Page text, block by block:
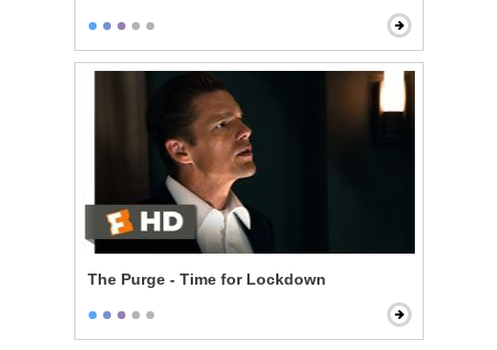
The Purge - Time for Lockdown